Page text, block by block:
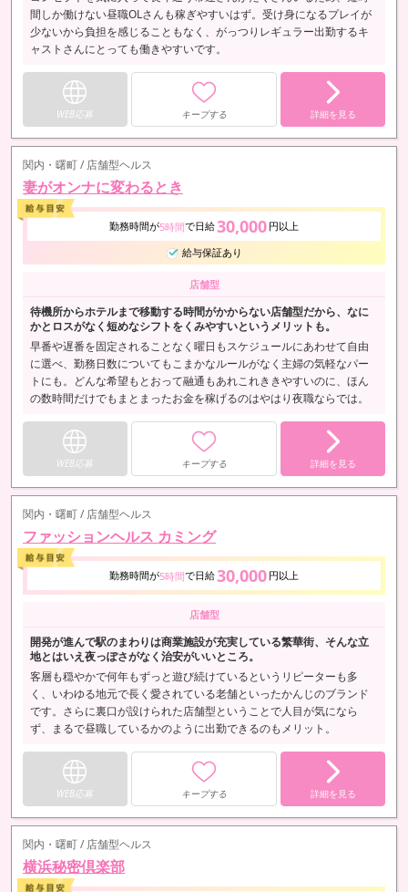
間しか働けない昼職OLさんも稼ぎやすいはず。受け身になるプレイが
少ないから負担を感じることもなく、がっつりレギュラー出勤するキ
ャストさんにとっても働きやすいです。
WEB応募 キープする 詳細を見る
関内・曙町 / 店舗型ヘルス
妻がオンナに変わるとき
勤務時間が5時間で日給30,000 円以上
給与保証あり
店舗型
待機所からホテルまで移動する時間がかからない店舗型だから、なに
かとロスがなく短めなシフトをくみやすいというメリットも。
早番や遅番を固定されることなく曜日もスケジュールにあわせて自由
に選べ、勤務日数についてもこまかなルールがなく主婦の気軽なパー
トにも。どんな希望もとおって融通もあれこれききやすいのに、ほん
の数時間だけでもまとまったお金を稼げるのはやはり夜職ならでは。
WEB応募 キープする 詳細を見る
関内・曙町 / 店舗型ヘルス
ファッションヘルス カミング
勤務時間が5時間で日給30,000 円以上
店舗型
開発が進んで駅のまわりは商業施設が充実している繁華街、そんな立
地とはいえ夜っぽさがなく治安がいいところ。
客層も穏やかで何年もずっと遊び続けているというリピーターも多
く、いわゆる地元で長く愛されている老舗といったかんじのブランド
です。さらに裏口が設けられた店舗型ということで人目が気になら
ず、まるで昼職しているかのように出勤できるのもメリット。
WEB応募 キープする 詳細を見る
関内・曙町 / 店舗型ヘルス
横浜秘密倶楽部